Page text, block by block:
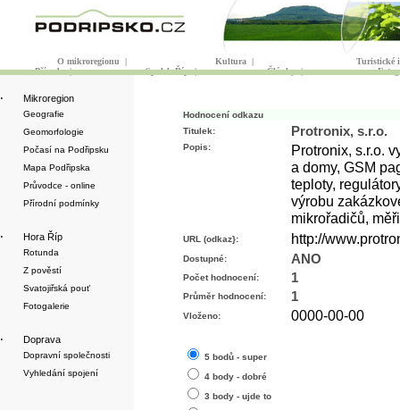
O mikroregionu | Kultura |
Turistické
Příroda| Spolek Říp| Články|
· Mikroregion
Geografie
Geomorfologie
Počasí na Podřipsku
Mapa Podřipska
Průvodce - online
Přírodní podmínky
· Hora Říp
Rotunda
Z pověstí
Svatojiřská pouť
Fotogalerie
· Doprava
Dopravní společnosti
Vyhledání spojení
Hodnocení odkazu
Titulek:
Protronix, s.r.o.
Popis:
Protronix, s.r.o.
a domy, GSM
teploty,
výrobu
mikrořadičů,
URL (odkaz}: http://
Dostupné: ANO
Počet hodnocení: 1
Průměr hodnocení: 1
Vloženo: 0000-00-00
5 bodů - super
4 body - dobré
3 body - ujde to